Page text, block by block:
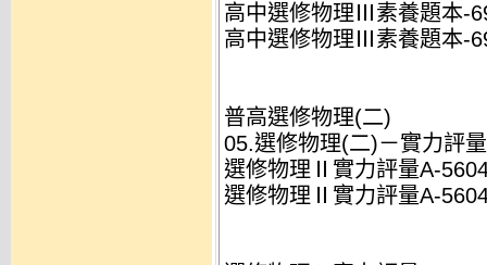
高中選修物理Ⅲ素養題本-
高中選修物理Ⅲ素養題本-
普高選修物理(二)
05.選修物理(二)－實力評
選修物理Ⅱ實力評量A-
選修物理Ⅱ實力評量A-